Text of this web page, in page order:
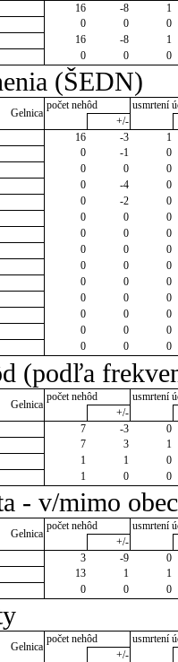
16 -8
1
0 0
0
16 -8
1
0 0 0
(ŠEDN)
Gelnica
počet nehôd
usmrtení
+/-
16 -3
1
0 -1
0
0 0
0
0 -4
0
0 -2
0
0 0
0
0 0
0
0 0
0
0 0
0
0 0
0
0 0
0
0 0
0
0 0
0
0 0 0
(podľa
Gelnica
počet nehôd
usmrtení
+/-
7 -3
0
7 3
1
1 1
0
1 0 0
- v/mimo obec
Gelnica
počet nehôd
usmrtení
+/-
3 -9
0
13 1
1
0 0 0
Gelnica
počet nehôd
usmrtení
+/-